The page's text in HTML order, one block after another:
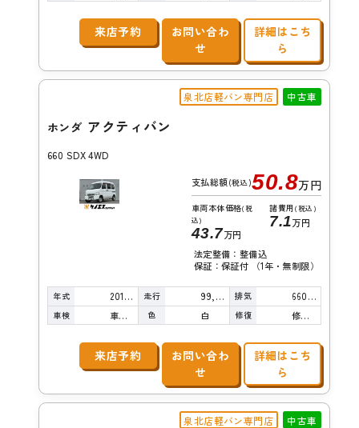
来店予約
お問い合わ
せ
詳細はこち
ら
泉北店軽バン専門店 中古車
ホンダ アクティバン
660 SDX 4WD
支払総額(税込)50.8万円
車両本体価格(税
込)
43.7万円
諸費用 (税込)
7.1万円
法定整備：整備込
保証：保証付 （1年・無制限）
年式 2016年 走行 99,000km 排気 660cc
車検 車検整備付 色 白 修復 修復歴無し
来店予約
お問い合わ
せ
詳細はこち
ら
泉北店軽バン専門店 中古車